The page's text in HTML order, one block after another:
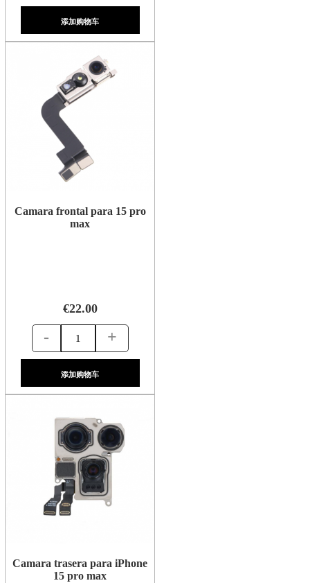
添加购物车
Camara frontal para 15 pro
max
€22.00
- +
添加购物车
Camara trasera para iPhone
15 pro max